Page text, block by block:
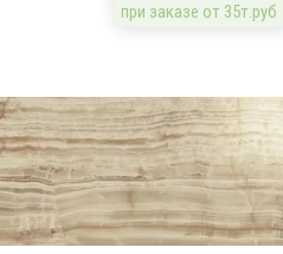
при заказе от 35т.руб